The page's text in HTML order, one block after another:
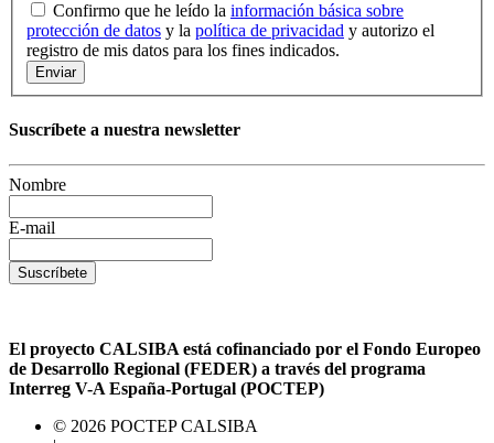
Confirmo que he leído la información básica sobre
protección de datos y la política de privacidad y autorizo el
registro de mis datos para los fines indicados.
Enviar
Suscríbete a nuestra newsletter
Nombre
E-mail
Suscríbete
El proyecto CALSIBA está cofinanciado por el Fondo Europeo
de Desarrollo Regional (FEDER) a través del programa
Interreg V-A España-Portugal (POCTEP)
© 2026 POCTEP CALSIBA